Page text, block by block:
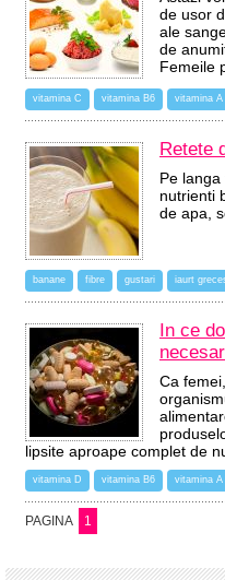
de usor
ale
de
Femeile
vitamina C vitamina B6 vitamina A
Retete
Pe
nutrienti
de apa,
banane fibre gustari iaurt
In ce
Ca
lipsite aproape complet de
vitamina D vitamina B6 vitamina A
PAGINA 1